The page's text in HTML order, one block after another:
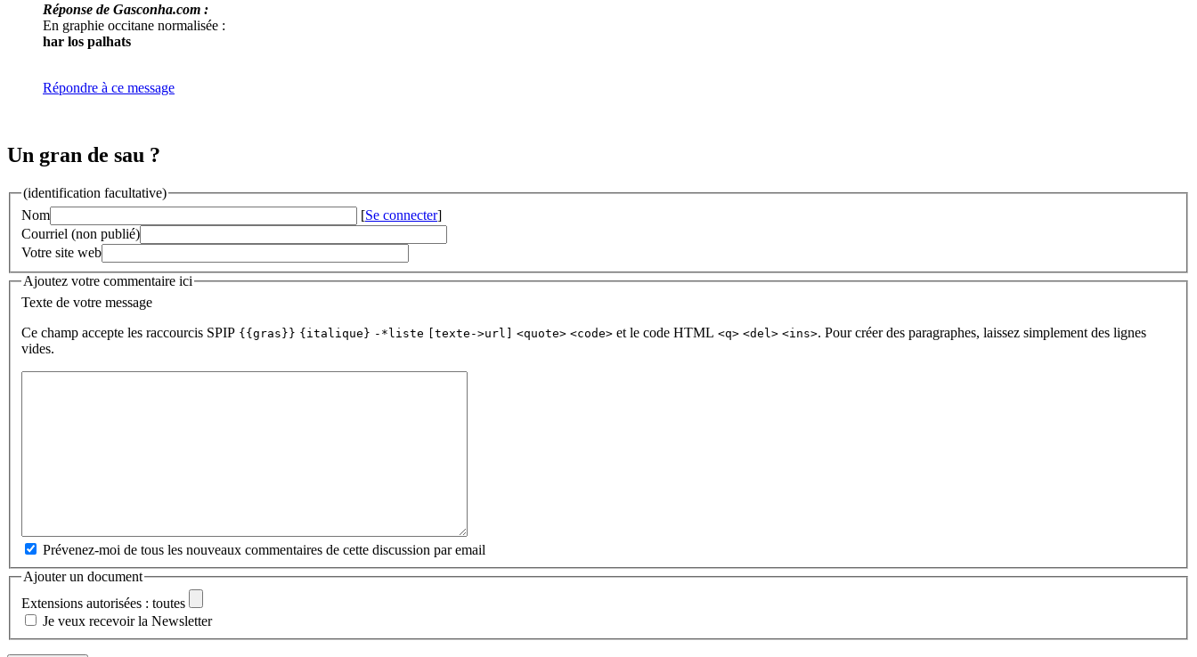
Réponse de Gasconha.com :
En graphie occitane normalisée :
har los palhats
Répondre à ce message
Un gran de sau ?
(identification facultative)
Nom
[Se connecter]
Courriel (non publié)
Votre site web
Ajoutez votre commentaire ici
Texte de votre message
Ce champ accepte les raccourcis SPIP {{gras}} {italique} -*liste [texte->url] <quote> <code> et le code HTML <q> <del> <ins>. Pour créer des paragraphes, laissez simplement des lignes
vides.
Prévenez-moi de tous les nouveaux commentaires de cette discussion par email
Ajouter un document
Extensions autorisées : toutes
Je veux recevoir la Newsletter